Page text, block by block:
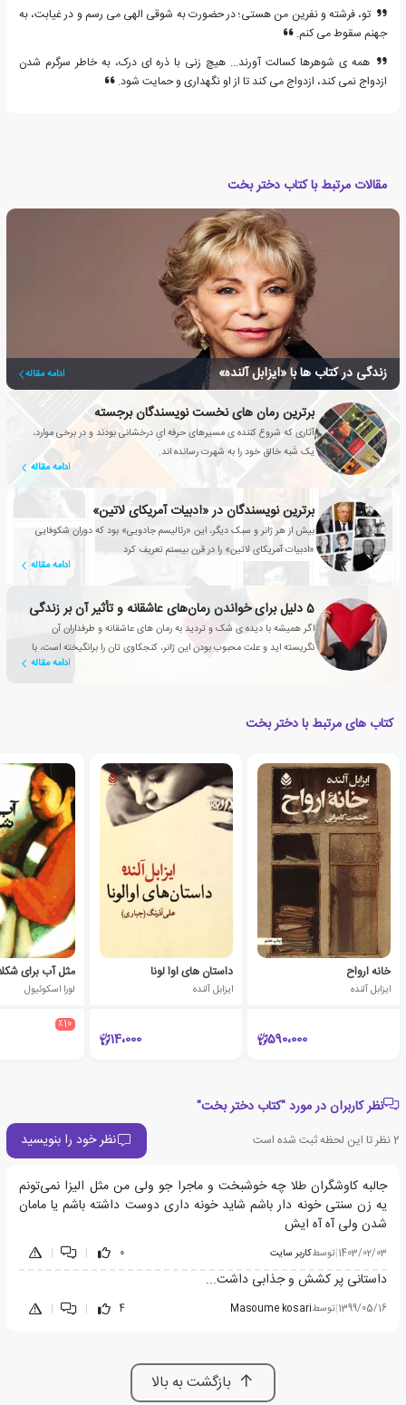
تو، فرشته و نفرین من هستی؛ در حضورت به شوقی الهی می رسم و در غیابت، به
جهنم سقوط می کنم.
همه ی شوهرها کسالت آورند... هیچ زنی با ذره ای درک، به خاطر سرگرم شدن
ازدواج نمی کند، ازدواج می کند تا از او نگهداری و حمایت شود.
مقالات مرتبط با کتاب دختر بخت
زندگی در کتاب ها با «ایزابل آلنده» ادامه مقاله
برترین رمان های نخست نویسندگان برجسته
آثاری که شروع کننده ی مسیرهای حرفه ایِ درخشانی بودند و در برخی موارد،
یک شَبه خالق خود را به شهرت رسانده اند.
ادامه مقاله
برترین نویسندگان در «ادبیات آمریکای لاتین»
بیش از هر ژانر و سبک دیگر، این «رئالیسم جادویی» بود که دوران شکوفایی
«ادبیات آمریکای لاتین» را در قرن بیستم تعریف کرد
ادامه مقاله
5 دلیل برای خواندن رمان‌های عاشقانه‌‌ و تأثیر آن بر زندگی
اگر همیشه با دیده ی شک و تردید به رمان های عاشقانه و طرفداران آن
نگریسته اید و علت محبوب بودن این ژانر، کنجکاوی تان را برانگیخته است، با
ادامه مقاله
کتاب های مرتبط با دختر بخت
خانه ارواح
ایزابل آلنده
590،000
داستان های اوا لونا
ایزابل آلنده
14،000
مثل آب برای
لورا اسکوئیول
٪10
نظر کاربران در مورد "کتاب دختر بخت"
2نظر تا این لحظه ثبت شده است نظر خود را بنویسید
جالبه کاوشگران طلا چه خوشبخت و ماجرا جو ولی من مثل الیزا نمی‌تونم
یه زن سنتی خونه دار باشم شاید خونه داری دوست داشته باشم یا مامان
شدن ولی آه آه ایش
1403/02/03
|توسطکاربر سایت 0
|
|
داستانی پر کشش و جذابی داشت...
1399/05/16
|توسطMasoume kosari
4
|
|
بازگشت به بالا